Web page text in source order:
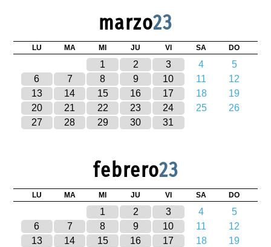
marzo23
LU MA MI JU VI SA DO
1 2 3 4
5
6
7 8 9 10 11
12
13
14 15 16 17 18
19
20
21 22 23 24 25
26
27
28 29 30 31
febrero23
LU MA MI JU VI SA DO
1 2 3 4
5
6
7 8 9 10 11
12
13
14 15 16 17 18
19